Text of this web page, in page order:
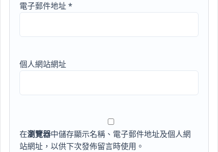
電子郵件地址*
個人網站網址
在瀏覽器中儲存顯示名稱、電子郵件地址及個人網
站網址，以供下次發佈留言時使用。